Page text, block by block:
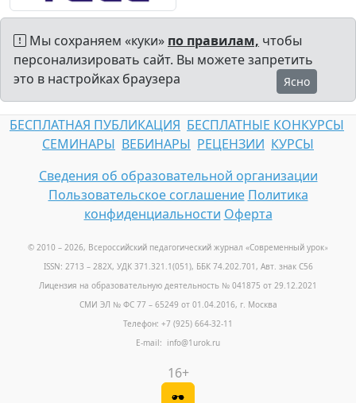
Мы сохраняем «куки» по правилам, чтобы
персонализировать сайт. Вы можете запретить
это в настройках браузера
Ясно
БЕСПЛАТНАЯ ПУБЛИКАЦИЯ БЕСПЛАТНЫЕ КОНКУРСЫ
СЕМИНАРЫ ВЕБИНАРЫ РЕЦЕНЗИИ КУРСЫ
Сведения об образовательной организации
Пользовательское соглашение Политика
конфиденциальности Оферта
© 2010 – 2026, Всероссийский педагогический журнал «Современный урок»
ISSN: 2713 – 282X, УДК 371.321.1(051), ББК 74.202.701, Авт. знак С56
Лицензия на образовательную деятельность № 041875 от 29.12.2021
СМИ ЭЛ № ФС 77 – 65249 от 01.04.2016, г. Москва
Телефон: +7 (925) 664-32-11
E-mail: info@1urok.ru
16+